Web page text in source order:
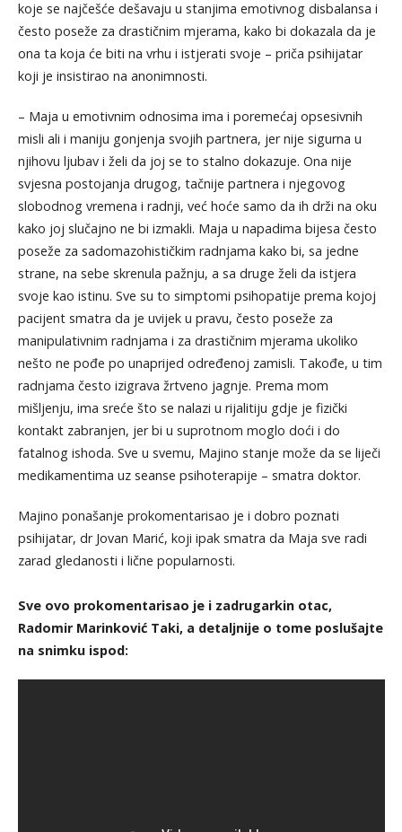
koje se najčešće dešavaju u stanjima emotivnog disbalansa i
često poseže za drastičnim mjerama, kako bi dokazala da je
ona ta koja će biti na vrhu i istjerati svoje – priča psihijatar
koji je insistirao na anonimnosti.
– Maja u emotivnim odnosima ima i poremećaj opsesivnih
misli ali i maniju gonjenja svojih partnera, jer nije sigurna u
njihovu ljubav i želi da joj se to stalno dokazuje. Ona nije
svjesna postojanja drugog, tačnije partnera i njegovog
slobodnog vremena i radnji, već hoće samo da ih drži na oku
kako joj slučajno ne bi izmakli. Maja u napadima bijesa često
poseže za sadomazohističkim radnjama kako bi, sa jedne
strane, na sebe skrenula pažnju, a sa druge želi da istjera
svoje kao istinu. Sve su to simptomi psihopatije prema kojoj
pacijent smatra da je uvijek u pravu, često poseže za
manipulativnim radnjama i za drastičnim mjerama ukoliko
nešto ne pođe po unaprijed određenoj zamisli. Takođe, u tim
radnjama često izigrava žrtveno jagnje. Prema mom
mišljenju, ima sreće što se nalazi u rijalitiju gdje je fizički
kontakt zabranjen, jer bi u suprotnom moglo doći i do
fatalnog ishoda. Sve u svemu, Majino stanje može da se liječi
medikamentima uz seanse psihoterapije – smatra doktor.
Majino ponašanje prokomentarisao je i dobro poznati
psihijatar, dr Jovan Marić, koji ipak smatra da Maja sve radi
zarad gledanosti i lične popularnosti.
Sve ovo prokomentarisao je i zadrugarkin otac,
Radomir Marinković Taki, a detaljnije o tome poslušajte
na snimku ispod: